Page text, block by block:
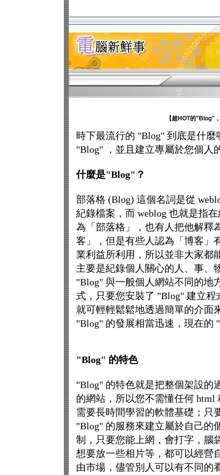
【超HOT的"Blog"
時下最流行的 "Blog" 到底是什
"Blog" ，並且建立專屬於您個人
什麼是"Blog"？
部落格 (Blog) 這個名詞是從
紀錄檔案，而 weblog 也就是指
為「部落格」，也有人把他解釋
客」，但是有些人認為「博客」
業利益所利用，所以並非大家都
主要是紀錄個人關心的人、事、
"Blog" 與一般個人網站不同的地
式，只要您安裝了 "Blog" 建立
就可輕輕鬆鬆地透過簡單的介面
"Blog" 的發展相當迅速，現在的
"Blog" 的特色
"Blog" 的特色就是把整個架設的
的網站，所以您不需懂任何 html
需要長時間學習的軟體基礎；只
"Blog" 的服務來建立屬於自己的
制，只要您能上網，會打字，腦
想要放一些相片等，都可以經營
由市場，儘管別人可以有不同的